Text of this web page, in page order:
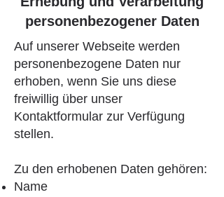
personenbezogener Daten
Auf unserer Webseite werden
personenbezogene Daten nur
erhoben, wenn Sie uns diese
freiwillig über unser
Kontaktformular zur Verfügung
stellen.
Zu den erhobenen Daten gehören:
Name